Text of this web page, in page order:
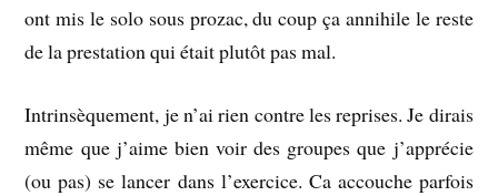
ont mis le solo sous prozac, du coup ça annihile le reste
de la prestation qui était plutôt pas mal.
Intrinsèquement, je n’ai rien contre les reprises. Je dirais
même que j’aime bien voir des groupes que j’apprécie
(ou pas) se lancer dans l’exercice. Ca accouche parfois